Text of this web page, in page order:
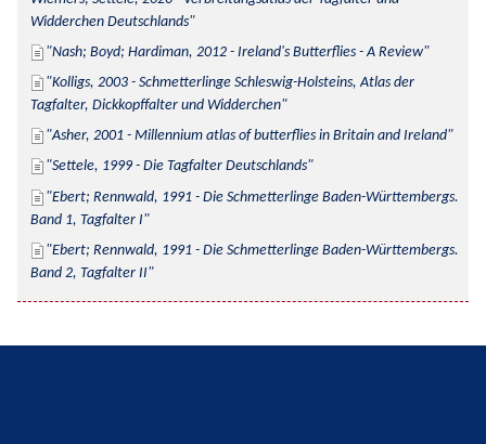
Widderchen Deutschlands
Nash; Boyd; Hardiman, 2012 - Ireland's Butterflies - A Review
Kolligs, 2003 - Schmetterlinge Schleswig-Holsteins, Atlas der
Tagfalter, Dickkopffalter und Widderchen
Asher, 2001 - Millennium atlas of butterflies in Britain and Ireland
Settele, 1999 - Die Tagfalter Deutschlands
Ebert; Rennwald, 1991 - Die Schmetterlinge Baden-Württembergs.
Band 1, Tagfalter I
Ebert; Rennwald, 1991 - Die Schmetterlinge Baden-Württembergs.
Band 2, Tagfalter II